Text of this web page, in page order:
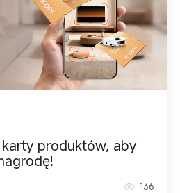
produktów, aby
136